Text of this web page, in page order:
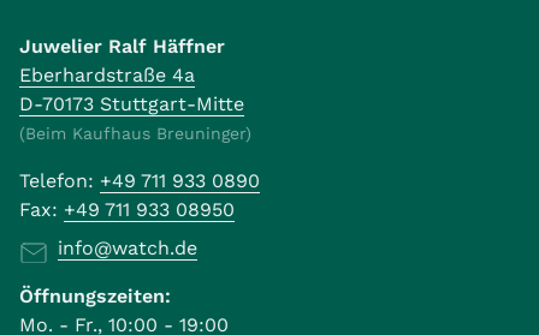
Juwelier Ralf Häffner
Eberhardstraße 4a
D-70173 Stuttgart-Mitte
(Beim Kaufhaus Breuninger)
Telefon: +49 711 933 0890
Fax: +49 711 933 08950
info@watch.de
Öffnungszeiten:
Mo. - Fr., 10:00 - 19:00